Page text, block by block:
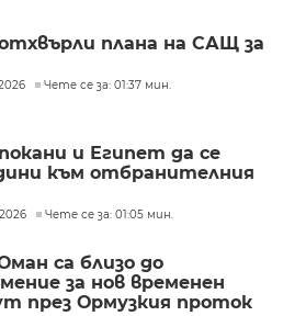
плана на САЩ за
Чете се за: 01:37 мин.
и Египет да се
към отбранителния
Чете се за: 01:05 мин.
са близо до
за нов временен
през Ормузкия проток